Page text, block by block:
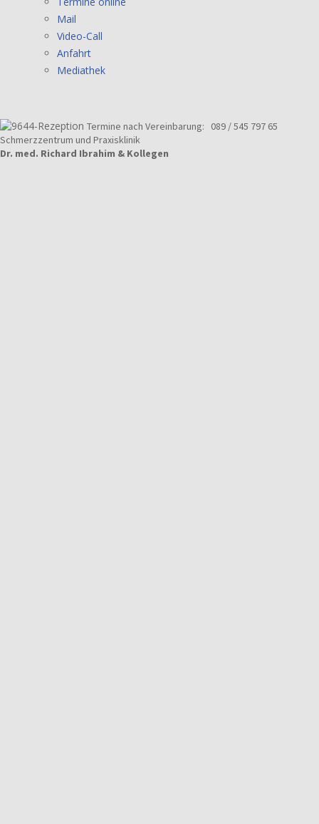
Mail
Video-Call
Anfahrt
Mediathek
Termine nach Vereinbarung:
089 / 545 797 65
Schmerzzentrum und Praxisklinik
Dr. med. Richard Ibrahim & Kollegen